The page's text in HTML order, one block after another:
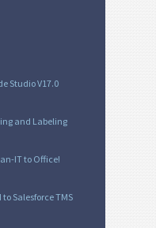
Studio V17.0
and Labeling
IT to Office!
to Salesforce TMS